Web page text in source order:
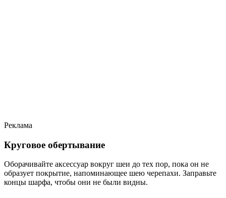
Реклама
Круговое обертывание
Оборачивайте аксессуар вокруг шеи до тех пор, пока он не
образует покрытие, напоминающее шею черепахи. Заправьте
концы шарфа, чтобы они не были видны.